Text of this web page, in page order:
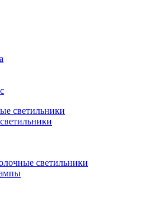
светильники
светильники